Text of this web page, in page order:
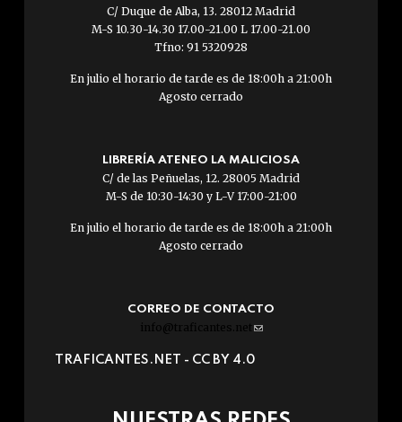
C/ Duque de Alba, 13. 28012 Madrid
M-S 10.30-14.30 17.00-21.00 L 17.00-21.00
Tfno: 91 5320928
En julio el horario de tarde es de 18:00h a 21:00h
Agosto cerrado
LIBRERÍA ATENEO LA MALICIOSA
C/ de las Peñuelas, 12. 28005 Madrid
M-S de 10:30-14:30 y L-V 17:00-21:00
En julio el horario de tarde es de 18:00h a 21:00h
Agosto cerrado
CORREO DE CONTACTO
info@traficantes.net (link
e-
TRAFICANTES.NET - CC BY 4.0